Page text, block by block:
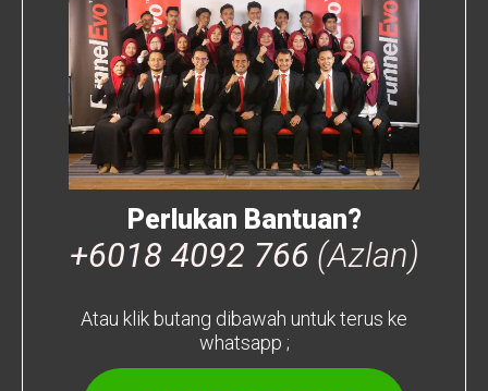
Perlukan Bantuan?
+6018 4092 766 (Azlan)
Atau klik butang dibawah untuk terus ke
whatsapp ;